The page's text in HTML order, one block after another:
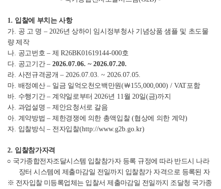
1. 입찰에 부치는 사항
가. 공 고 명 – 2026년 상하이 임시정부청사 기념상품 샘플 및 초도물
량 제작
나. 공고번호 – 제R26BK01619144-000호
다. 공고기간 – 2026.07.06. ~ 2026.07.20.
라. 사전규격공개– 2026.07.03. ~ 2026.07.05.
마. 배정예산 – 일금 일억오천오백만원(￦155,000,000) / VAT포함
바. 수행기간 – 계약일로부터 2026년 11 월 20일(금)까지
사. 과업설명 – 제안요청서로 갈음
아. 계약방법 – 제한경쟁에 의한 총액입찰(협상에 의한 계약)
자. 입찰방식 – 전자입찰(http://www.g2b.go.kr)
2. 입찰참가자격
○ 국가종합전자조달시스템 입찰참가자 등록 규정에 따라 반드시 나라
장터 시스템에 제출마감일 전일까지 입찰참가 자격으로 등록된 자
※ 전자입찰 미등록업체는 입찰서 제출마감일 전일까지 조달청 국가종